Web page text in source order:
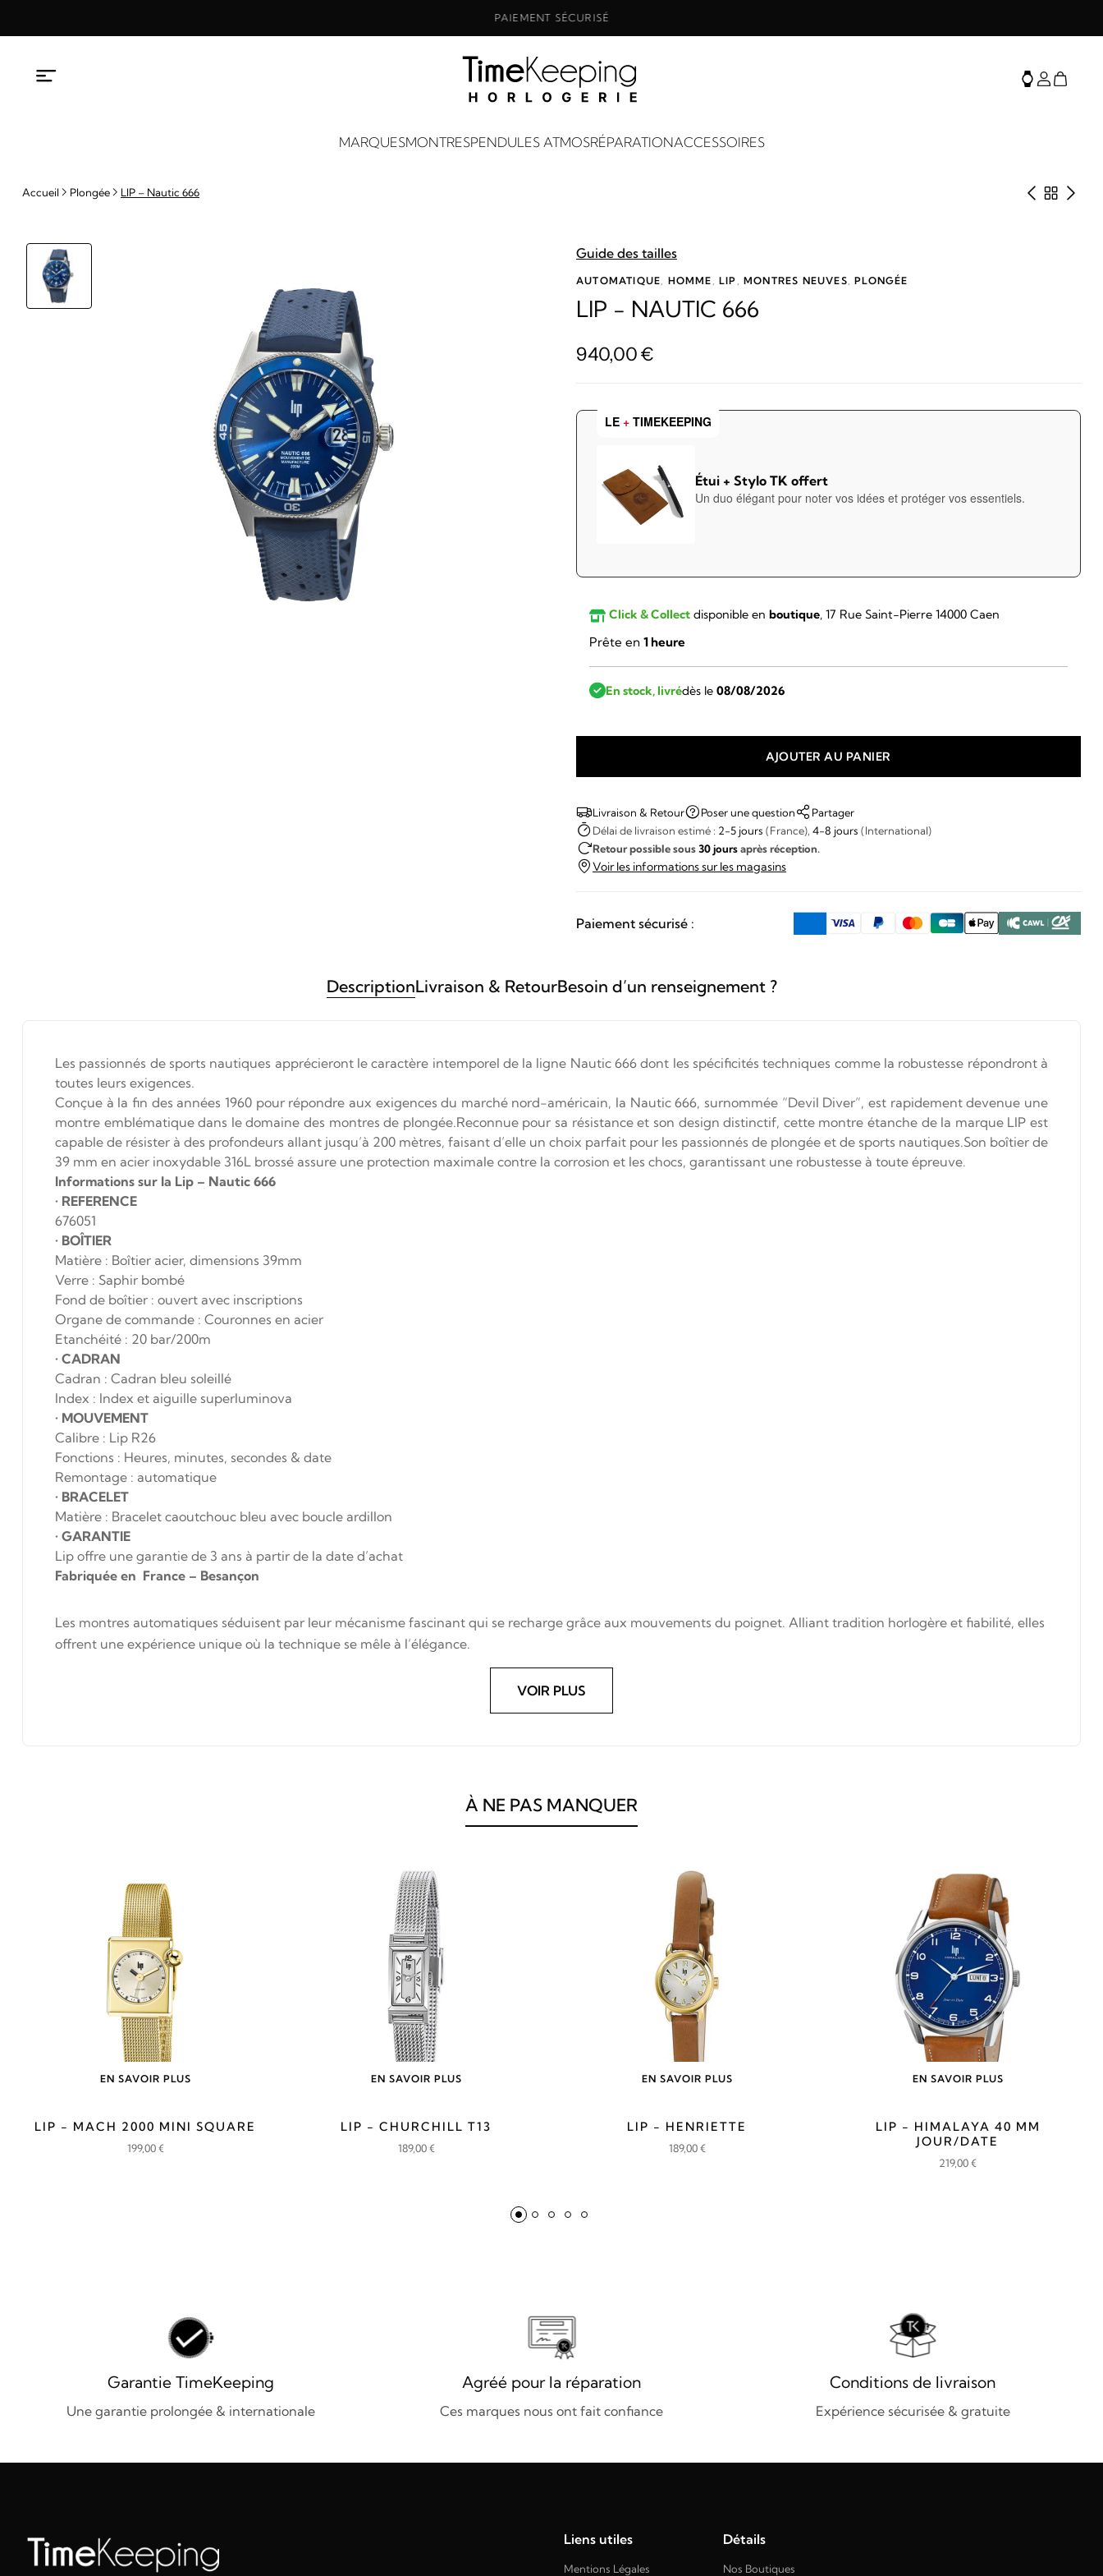
PAIEMENT SÉCURISÉ
MARQUESMONTRESPENDULES ATMOSRÉPARATIONACCESSOIRES
Accueil Plongée LIP – Nautic 666 Produit
Guide des tailles
AUTOMATIQUE HOMME ,LIP ,MONTRES NEUVES ,PLONGÉE
LIP - NAUTIC 666
940,00€
LE + TIMEKEEPING
Étui + Stylo TK offert
Un duo élégant pour noter vos idées et protéger vos essentiels.
Click & Collect disponible en boutique, 17 Rue Saint-Pierre 14000 Caen
Prête en 1 heure
En stock, livrédès le 08/08/2026
LIP
-
Nautic
666
AJOUTER AU PANIER
Livraison & Retour Poser une question
Partager
Délai de livraison estimé : 2-5 jours (France), 4-8 jours (International)
Retour possible sous30 joursaprès réception.
Voir les informations sur les magasins
Paiement sécurisé :
DescriptionLivraison & RetourBesoin d’un renseignement ?
Les passionnés de sports nautiques apprécieront le caractère intemporel de la ligne Nautic 666 dont les spécificités techniques comme la robustesse répondront à
toutes leurs exigences.
Conçue à la fin des années 1960 pour répondre aux exigences du marché nord-américain, la Nautic 666, surnommée “Devil Diver”, est rapidement devenue une
montre emblématique dans le domaine des montres de plongée.Reconnue pour sa résistance et son design distinctif, cette montre étanche de la marque LIP est
capable de résister à des profondeurs allant jusqu’à 200 mètres, faisant d’elle un choix parfait pour les passionnés de plongée et de sports nautiques.Son boîtier de
39 mm en acier inoxydable 316L brossé assure une protection maximale contre la corrosion et les chocs, garantissant une robustesse à toute épreuve.
Informations sur la Lip – Nautic 666
• REFERENCE
676051
• BOÎTIER
Matière : Boîtier acier, dimensions 39mm
Verre : Saphir bombé
Fond de boîtier : ouvert avec inscriptions
Organe de commande : Couronnes en acier
Etanchéité : 20 bar/200m
• CADRAN
Cadran : Cadran bleu soleillé
Index : Index et aiguille superluminova
• MOUVEMENT
Calibre : Lip R26
Fonctions : Heures, minutes, secondes & date
Remontage : automatique
• BRACELET
Matière : Bracelet caoutchouc bleu avec boucle ardillon
• GARANTIE
Lip offre une garantie de 3 ans à partir de la date d’achat
Fabriquée en France – Besançon
Les montres automatiques séduisent par leur mécanisme fascinant qui se recharge grâce aux mouvements du poignet. Alliant tradition horlogère et fiabilité, elles
offrent une expérience unique où la technique se mêle à l’élégance.
VOIR PLUS
À NE PAS MANQUER
EN SAVOIR PLUS
LIP - MACH 2000 MINI SQUARE
199,00€
EN SAVOIR PLUS
LIP - CHURCHILL T13
189,00€
EN SAVOIR PLUS
LIP - HENRIETTE
189,00€
EN SAVOIR PLUS
LIP - HIMALAYA 40 MM
JOUR/DATE
219,00€
Garantie TimeKeeping
Une garantie prolongée & internationale
Agréé pour la réparation
Ces marques nous ont fait confiance
Conditions de livraison
Expérience sécurisée & gratuite
Liens utiles
Mentions Légales
Détails
Nos Boutiques